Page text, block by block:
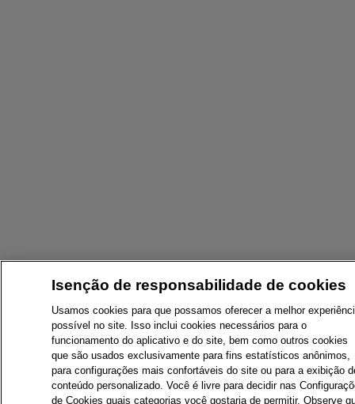
Isenção de responsabilidade de cookies
Usamos cookies para que possamos oferecer a melhor
possível no site. Isso inclui cookies necessários para o
funcionamento do aplicativo e do site, bem como outros cookies
que são usados ​​exclusivamente para fins estatísticos anônimos,
para configurações mais confortáveis ​​do site ou para a exibição
conteúdo personalizado. Você é livre para decidir nas
de Cookies quais categorias você gostaria de permitir. Observe